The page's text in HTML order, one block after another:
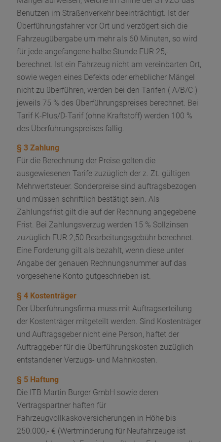
Benutzen im Straßenverkehr beeinträchtigt. Ist der
Überführungsfahrer vor Ort und verzögert sich die
Fahrzeugübergabe um mehr als 60 Minuten, so wird
für jede angefangene halbe Stunde EUR 25,-
berechnet. Ist ein Fahrzeug nicht am vereinbarten Ort,
sowie wegen eines Defekts oder erheblicher Mängel
nicht zu überführen, werden bei den Tarifen ( A/B/C )
jeweils 75 % des Überführungspreises berechnet. Bei
Tarif K-Plus/D-Tarif (ohne Kraftstoff) werden 100 %
des Überführungspreises fällig.
§ 3 Zahlung
Für die Berechnung der Preise gelten die
ausgewiesenen Tarife zuzüglich der z. Zt. gültigen
Mehrwertsteuer. Sonderpreise sind auftragsbezogen
und müssen schriftlich bestätigt sein. Als
Zahlungsfrist gilt die auf der Rechnung angegebene
Frist. Bei Zahlungsverzug werden 15 % Sollzinsen
zuzüglich EUR 2,50 Bearbeitungsgebühr berechnet.
Eine Forderung gilt als bezahlt, wenn diese unter
Angabe der genauen Rechnungsnummer auf das
vorgesehene Konto gutgeschrieben ist.
§ 4 Kostenträger
Der Überführungsfirma muss mit Auftragserteilung
der Kostenträger mitgeteilt werden. Sind Kostenträger
und Auftragsgeber nicht eine Person, haftet der
Auftraggeber für die Überführungskosten zuzüglich
entstandener Verzugs- und Mahnkosten.
§ 5 Haftung
Die ITB Martin Burger GmbH sowie deren
Vertragspartner haften für
Fahrzeugvollkaskoversicherungen in Höhe bis
250.000,- € (Wertminderung für Neufahrzeuge ist